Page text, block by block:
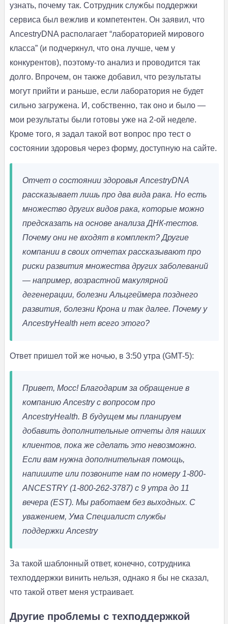
узнать, почему так. Сотрудник службы поддержки
сервиса был вежлив и компетентен. Он заявил, что
AncestryDNA располагает “лабораторией мирового
класса” (и подчеркнул, что она лучше, чем у
конкурентов), поэтому-то анализ и проводится так
долго. Впрочем, он также добавил, что результаты
могут прийти и раньше, если лаборатория не будет
сильно загружена. И, собственно, так оно и было —
мои результаты были готовы уже на 2-ой неделе.
Кроме того, я задал такой вот вопрос про тест о
состоянии здоровья через форму, доступную на сайте.
Отчет о состоянии здоровья AncestryDNA
рассказывает лишь про два вида рака. Но есть
множество других видов рака, которые можно
предсказать на основе анализа ДНК-тестов.
Почему они не входят в комплект? Другие
компании в своих отчетах рассказывают про
риски развития множества других заболеваний
— например, возрастной макулярной
дегенерации, болезни Альцгеймера позднего
развития, болезни Крона и так далее. Почему у
AncestryHealth нет всего этого?
Ответ пришел той же ночью, в 3:50 утра (GMT-5):
Привет, Мосс! Благодарим за обращение в
компанию Ancestry с вопросом про
AncestryHealth. В будущем мы планируем
добавить дополнительные отчеты для наших
клиентов, пока же сделать это невозможно.
Если вам нужна дополнительная помощь,
напишите или позвоните нам по номеру 1-800-
ANCESTRY (1-800-262-3787) с 9 утра до 11
вечера (EST). Мы работаем без выходных. С
уважением, Ума Специалист службы
поддержки Ancestry
За такой шаблонный ответ, конечно, сотрудника
техподдержки винить нельзя, однако я бы не сказал,
что такой ответ меня устраивает.
Другие проблемы с техподдержкой